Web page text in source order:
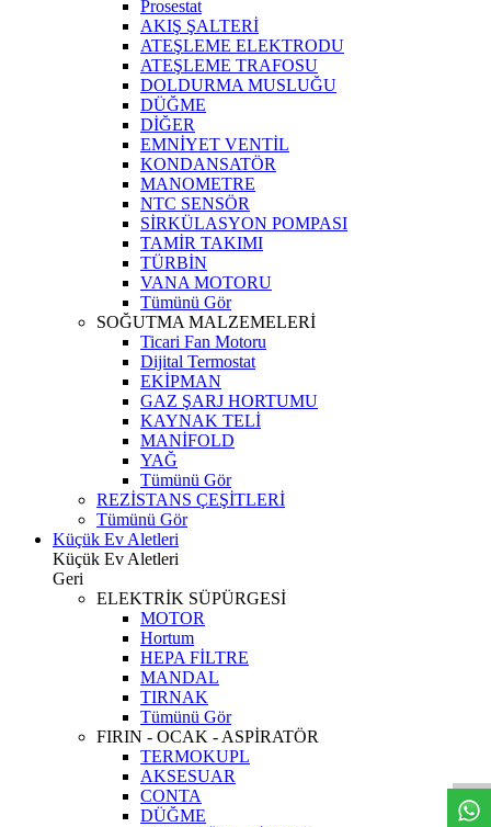
Prosestat
AKIŞ ŞALTERİ
ATEŞLEME ELEKTRODU
ATEŞLEME TRAFOSU
DOLDURMA MUSLUĞU
DÜĞME
DİĞER
EMNİYET VENTİL
KONDANSATÖR
MANOMETRE
NTC SENSÖR
SİRKÜLASYON POMPASI
TAMİR TAKIMI
TÜRBİN
VANA MOTORU
Tümünü Gör
SOĞUTMA MALZEMELERİ
Ticari Fan Motoru
Dijital Termostat
EKİPMAN
GAZ ŞARJ HORTUMU
KAYNAK TELİ
MANİFOLD
YAĞ
Tümünü Gör
REZİSTANS ÇEŞİTLERİ
Tümünü Gör
Küçük Ev Aletleri
Küçük Ev Aletleri
Geri
ELEKTRİK SÜPÜRGESİ
MOTOR
Hortum
HEPA FİLTRE
MANDAL
TIRNAK
Tümünü Gör
FIRIN - OCAK - ASPİRATÖR
TERMOKUPL
AKSESUAR
CONTA
DÜĞME